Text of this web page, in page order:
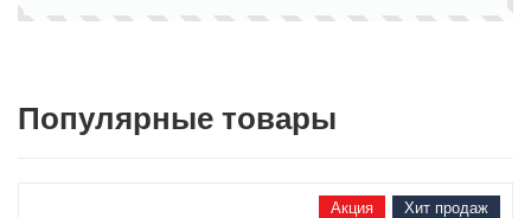
Популярные товары
Акция Хит продаж